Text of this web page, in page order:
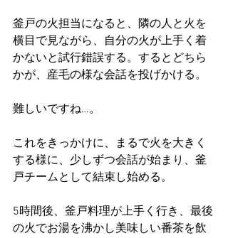
釜戸の火担当になると、隣の人と火を
横目で見ながら、自分の火が上手く着
かないと試行錯誤する。するとどちら
かが、産毛の様な会話を投げかける。
難しいですね…。
これをきっかけに、まるで火を大きく
する様に、少しずつ会話が始まり、釜
戸チームとして結束し始める。
5時間後、釜戸料理が上手く行き、最後
の火でお湯を沸かし美味しい番茶を飲